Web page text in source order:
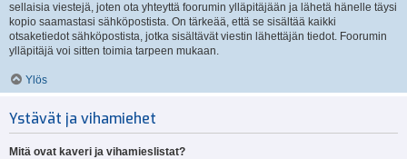
sellaisia viestejä, joten ota yhteyttä foorumin ylläpitäjään ja lähetä hänelle täysi
kopio saamastasi sähköpostista. On tärkeää, että se sisältää kaikki
otsaketiedot sähköpostista, jotka sisältävät viestin lähettäjän tiedot. Foorumin
ylläpitäjä voi sitten toimia tarpeen mukaan.
Ylös
Ystävät ja vihamiehet
Mitä ovat kaveri ja vihamieslistat?